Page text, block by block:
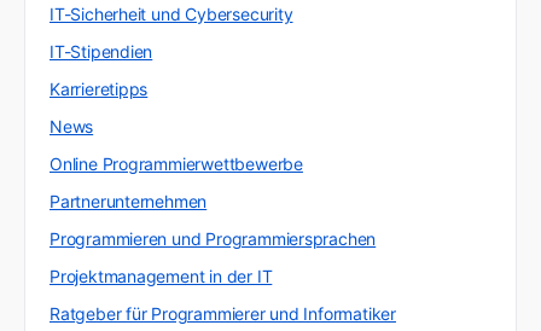
IT-Sicherheit und Cybersecurity
IT-Stipendien
Karrieretipps
News
Online Programmierwettbewerbe
Partnerunternehmen
Programmieren und Programmiersprachen
Projektmanagement in der IT
Ratgeber für Programmierer und Informatiker